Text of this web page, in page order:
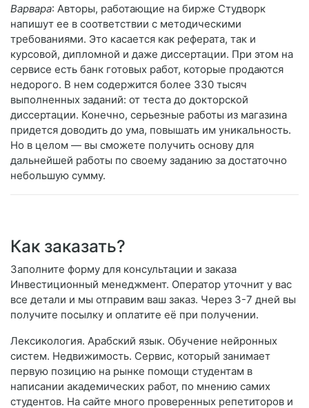
Варвара: Авторы, работающие на бирже Студворк
напишут ее в соответствии с методическими
требованиями. Это касается как реферата, так и
курсовой, дипломной и даже диссертации. При этом на
сервисе есть банк готовых работ, которые продаются
недорого. В нем содержится более 330 тысяч
выполненных заданий: от теста до докторской
диссертации. Конечно, серьезные работы из магазина
придется доводить до ума, повышать им уникальность.
Но в целом — вы сможете получить основу для
дальнейшей работы по своему заданию за достаточно
небольшую сумму.
Как заказать?
Заполните форму для консультации и заказа
Инвестиционный менеджмент. Оператор уточнит у вас
все детали и мы отправим ваш заказ. Через 3-7 дней вы
получите посылку и оплатите её при получении.
Лексикология. Арабский язык. Обучение нейронных
систем. Недвижимость. Сервис, который занимает
первую позицию на рынке помощи студентам в
написании академических работ, по мнению самих
студентов. На сайте много проверенных репетиторов и